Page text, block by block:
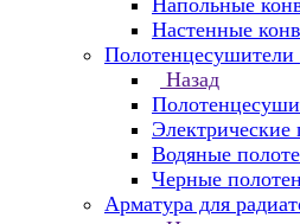
Напольные
Настенные
Полотенцесушители
Назад
Водяные
Черные
Арматура для